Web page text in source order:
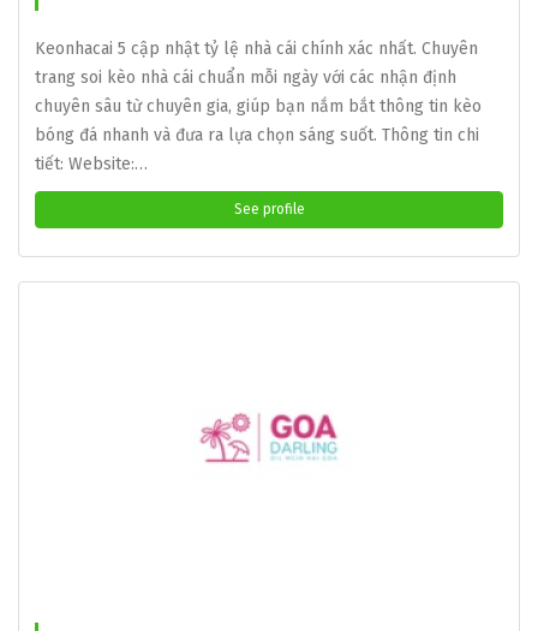
Keonhacai 5 cập nhật tỷ lệ nhà cái chính xác nhất. Chuyên
trang soi kèo nhà cái chuẩn mỗi ngày với các nhận định
chuyên sâu từ chuyên gia, giúp bạn nắm bắt thông tin kèo
bóng đá nhanh và đưa ra lựa chọn sáng suốt. Thông tin chi
tiết: Website:…
See profile